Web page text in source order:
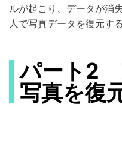
ルが起こり、データが消
人で写真データを復元す
パート2
写真を復